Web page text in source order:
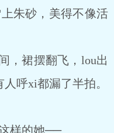
朱砂，美得不像活
裙摆翻飞，lou出
呼xi都漏了半拍。
样的她──